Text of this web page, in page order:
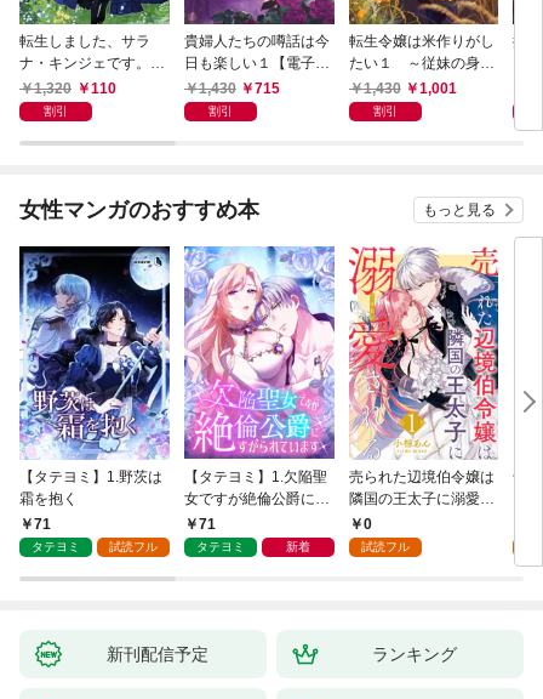
転生しました、サラ
ナ・キンジェです。ご
きげんよう。 ～婚約
破棄されたので田舎で
思います～【電子書店
1,320 110
割引
貴婦人たちの噂話は今
日も楽しい１【電子書
店共通特典SS付】
1,430 715
割引
転生令嬢は米作りがし
たい１ ～従妹の身代
わりに醜い辺境伯に嫁
がされましたが、とて
1,430 1,001
割引
推
し
店
女性マンガのおすすめ本 もっと見る
【タテヨミ】1.野茨は
霜を抱く
71
タテヨミ 試読フル
【タテヨミ】1.欠陥聖
女ですが絶倫公爵にす
がられています
71
タテヨミ 新着
売られた辺境伯令嬢は
隣国の王太子に溺愛さ
れる 1
0
試読フル
千
家
新刊配信予定 ランキング